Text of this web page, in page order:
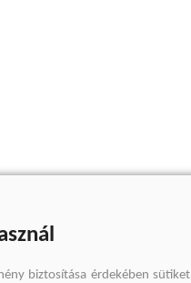
biztosítása érdekében sütiket